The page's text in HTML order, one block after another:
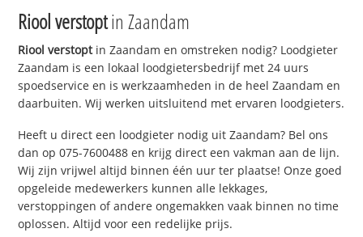
Riool verstoptin Zaandam
Riool verstoptin Zaandam en omstreken nodig? Loodgieter
Zaandam is een lokaal loodgietersbedrijf met 24 uurs
spoedservice en is werkzaamheden in de heel Zaandam en
daarbuiten. Wij werken uitsluitend met ervaren loodgieters.
Heeft u direct een loodgieter nodig uit Zaandam? Bel ons
dan op 075-7600488 en krijg direct een vakman aan de lijn.
Wij zijn vrijwel altijd binnen één uur ter plaatse! Onze goed
opgeleide medewerkers kunnen alle lekkages,
verstoppingen of andere ongemakken vaak binnen no time
oplossen. Altijd voor een redelijke prijs.